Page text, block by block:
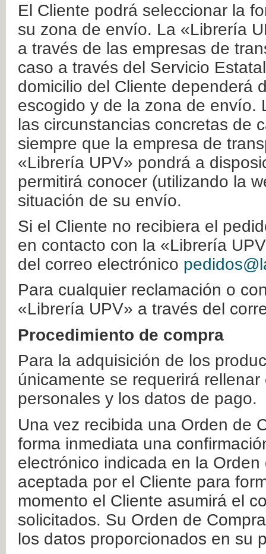
El Cliente podrá seleccionar la
su zona de envío. La «Librería
a través de las empresas de
caso a través del Servicio
domicilio del Cliente dependerá
escogido y de la zona de envío.
las circunstancias concretas de
siempre que la empresa de
«Librería UPV» pondrá a
permitirá conocer (utilizando la
situación de su envío.
Si el Cliente no recibiera el
en contacto con la «Librería
del correo electrónico
Para cualquier reclamación o
«Librería UPV» a través del
Procedimiento de compra
Para la adquisición de los
únicamente se requerirá
personales y los datos de pago.
Una vez recibida una Orden de
forma inmediata una
electrónico indicada en la
aceptada por el Cliente para
momento el Cliente asumirá el
solicitados. Su Orden de
los datos proporcionados en su